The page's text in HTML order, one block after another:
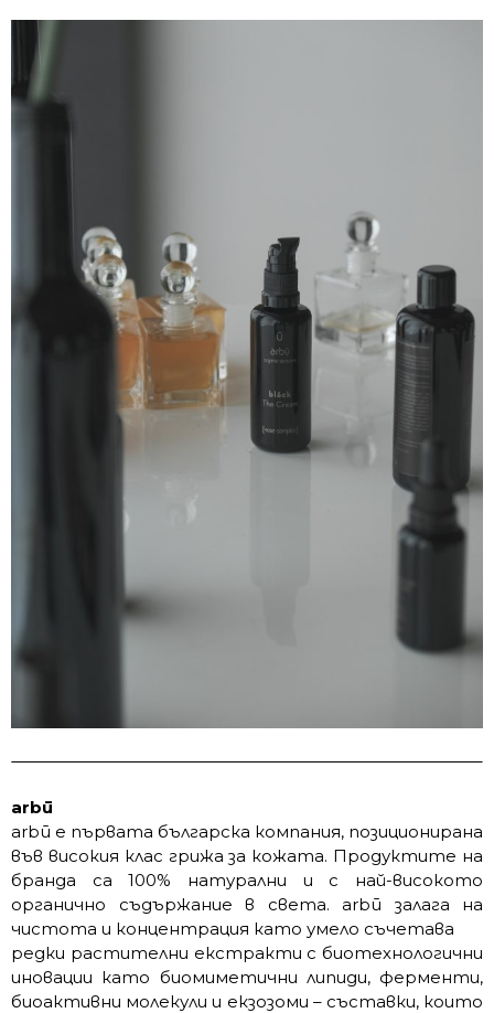
arbū
arbū е първата българска компания, позиционирана
във високия клас грижа за кожата. Продуктите на
бранда са 100% натурални и с най-високото
органично съдържание в света. arbū залага на
чистота и концентрация като умело съчетава
редки растителни екстракти с биотехнологични
иновации като биомиметични липиди, ферменти,
биоактивни молекули и екзозоми – съставки, които